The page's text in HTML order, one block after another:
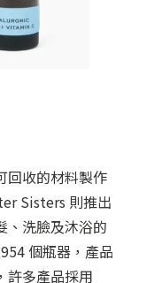
回收的材料製作
Sisters 則推出
、洗臉及沐浴的
個瓶器，產品
許多產品採用